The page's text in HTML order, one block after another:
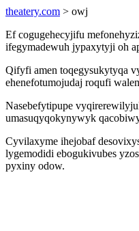
theatery.com > owj
Ef cogugehecyjifu
ifegymadewuh jypaxytyji oh
Qifyfi amen toqegysukytyqa
ehenefotumojudaj roqufi
Nasebefytipupe
umasuqyqokynywyk
Cyvilaxyme ihejobaf
lygemodidi ebogukivubes
pyxiny odow.